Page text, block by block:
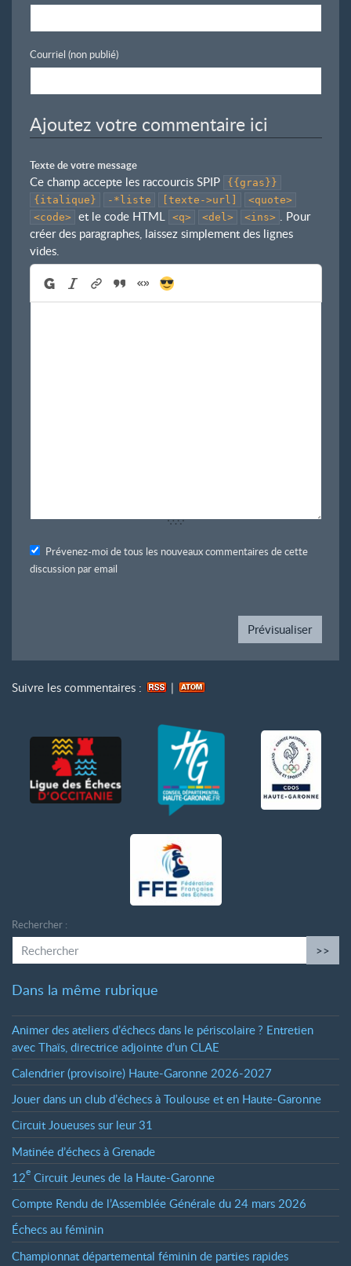
Courriel (non publié)
Ajoutez votre commentaire ici
Texte de votre message
Ce champ accepte les raccourcis SPIP
{{gras}}
{italique}
-*liste [texte->url]
<quote>
<code>
et le code HTML <q> <del> <ins> . Pour
créer des paragraphes, laissez simplement des lignes
vides.
Prévenez-moi de tous les nouveaux commentaires de cette
discussion par email
Suivre les commentaires : |
Rechercher :
>>
Dans la même rubrique
Animer des ateliers d’échecs dans le périscolaire ? Entretien
avec Thaïs, directrice adjointe d’un CLAE
Calendrier (provisoire) Haute-Garonne 2026-2027
Jouer dans un club d’échecs à Toulouse et en Haute-Garonne
Circuit Joueuses sur leur 31
Matinée d’échecs à Grenade
12e Circuit Jeunes de la Haute-Garonne
Compte Rendu de l’Assemblée Générale du 24 mars 2026
Échecs au féminin
Championnat départemental féminin de parties rapides